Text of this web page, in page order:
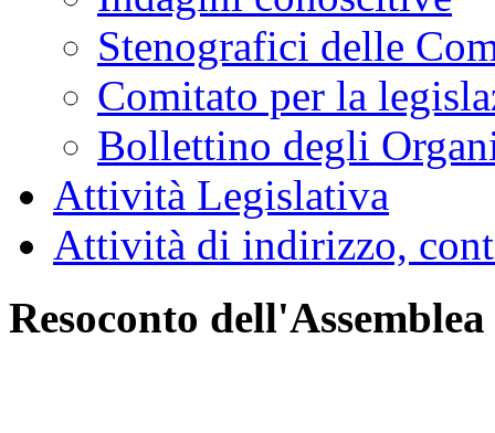
Stenografici delle
Comitato per la
Bollettino degli
Attività Legislativa
Attività di indirizzo,
Resoconto dell'Assemblea